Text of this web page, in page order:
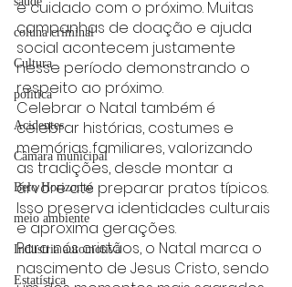
coluna criminal
Cultura
politica
Acidentes
Câmara municipal
Belo Horizonte
meio ambiente
Industria automotiva
Estatística
e cuidado com o próximo. Muitas
campanhas de doação e ajuda
social acontecem justamente
nesse período demonstrando o
respeito ao próximo.
Celebrar o Natal também é
celebrar histórias, costumes e
memórias familiares, valorizando
as tradições, desde montar a
árvore até preparar pratos típicos.
Isso preserva identidades culturais
e aproxima gerações.
Para nós cristãos, o Natal marca o
nascimento de Jesus Cristo, sendo